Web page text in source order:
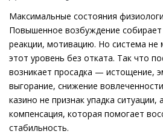
Максимальные состояния
Повышенное возбуждение
реакции, мотивацию. Но система
этот уровень без отката. Так что
возникает просадка — истощение,
выгорание, снижение
казино не признак упадка ситуации,
компенсация, которая помогает
стабильность.